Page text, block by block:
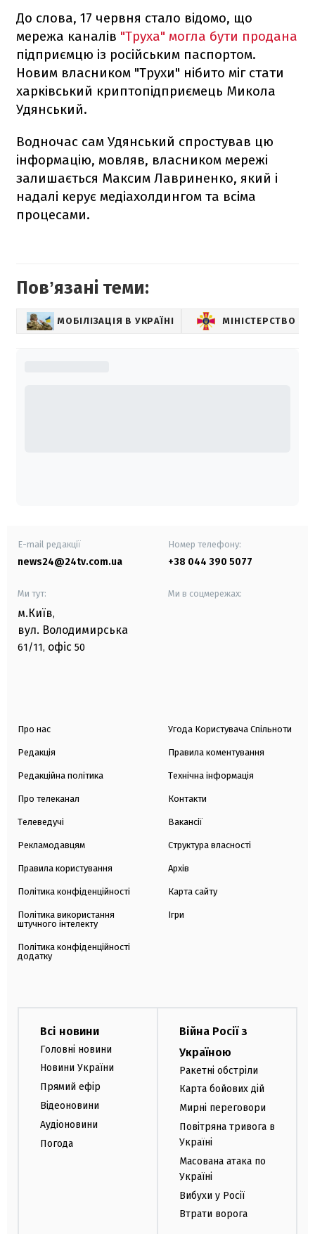
До слова, 17 червня стало відомо, що
мережа каналів "Труха" могла бути продана
підприємцю із російським паспортом.
Новим власником "Трухи" нібито міг стати
харківський криптопідприємець Микола
Удянський.
Водночас сам Удянський спростував цю
інформацію, мовляв, власником мережі
залишається Максим Лавриненко, який і
надалі керує медіахолдингом та всіма
процесами.
Повʼязані теми:
МОБІЛІЗАЦІЯ В УКРАЇНІ МІНІСТЕРСТВО
E-mail редакції
news24@24tv.com.ua
Номер телефону:
+38 044 390 5077
Ми тут:
м.Київ,
вул. Володимирська
61/11, офіс 50
Ми в соцмережах:
Про нас
Редакція
Редакційна політика
Про телеканал
Телеведучі
Рекламодавцям
Правила користування
Політика конфіденційності
Політика використання
штучного інтелекту
Політика конфіденційності
додатку
Угода Користувача Спільноти
Правила коментування
Технічна інформація
Контакти
Вакансії
Структура власності
Архів
Карта сайту
Ігри
Всі новини
Головні новини
Новини України
Прямий ефір
Відеоновини
Аудіоновини
Погода
Війна Росії з
Україною
Ракетні обстріли
Карта бойових дій
Мирні переговори
Повітряна тривога в
Україні
Масована атака по
Україні
Вибухи у Росії
Втрати ворога